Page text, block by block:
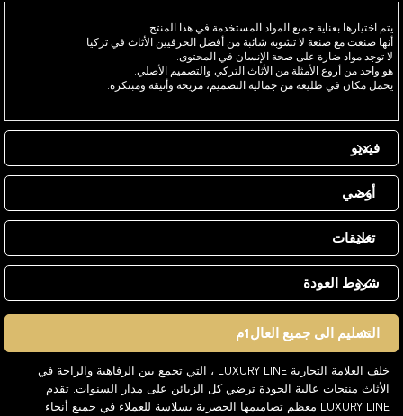
يتم اختيارها بعناية جميع المواد المستخدمة في هذا المنتج.
أنها صنعت مع صنعة لا تشوبه شائبة من أفضل الحرفيين الأثاث في تركيا.
لا توجد مواد ضارة على صحة الإنسان في المحتوى.
هو واحد من أروع الأمثلة من الأثاث التركي والتصميم الأصلي.
يحمل مكان في طليعة من جمالية التصميم، مريحة وأنيقة ومبتكرة.
فيديو
أوصي
تعليقات
شروط العودة
التسليم الى جميع العال1م
خلف العلامة التجارية LUXURY LINE ، التي تجمع بين الرفاهية والراحة في
الأثاث منتجات عالية الجودة ترضي كل الزبائن على مدار السنوات. تقدم
LUXURY LINE معظم تصاميمها الحصرية بسلاسة للعملاء في جميع أنحاء